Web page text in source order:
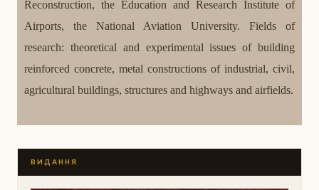
Reconstruction, the Education and Research Institute of
Airports, the National Aviation University. Fields of
research: theoretical and experimental issues of building
reinforced concrete, metal constructions of industrial, civil,
agricultural buildings, structures and highways and airfields.
ВИДАННЯ